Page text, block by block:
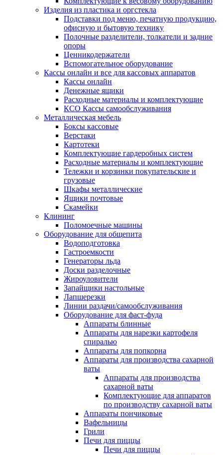
Изделия из пластика и оргстекла
Подставки под меню, печатную продукцию,
офисную и бытовую технику
Полочные разделители, толкатели и задние
опоры
Ценникодержатели
Вспомогательное оборудование
Кассы онлайн и все для кассовых аппаратов
Кассы онлайн
Денежные ящики
Расходные материалы и комплектующие
КСО Кассы самообслуживания
Металлическая мебель
Боксы кассовые
Верстаки
Картотеки
Комплектующие гардеробных систем
Расходные материалы и комплектующие
Тележки и корзинки покупательские и
грузовые
Шкафы металлические
Ящики почтовые
Скамейки
Клининг
Поломоечные машины
Оборудование для общепита
Водоподготовка
Гастроемкости
Генераторы льда
Доски разделочные
Жироуловители
Запайщики настольные
Лапшерезки
Линии раздачи/самообслуживания
Оборудование для фаст-фуда
Аппараты блинные
Аппараты для нарезки картофеля
спиралью
Аппараты для попкорна
Аппараты для производства сахарной
ваты
Аппараты для производства
сахарной ваты
Комплектующие для аппаратов
по производству сахарной ваты
Аппараты пончиковые
Вафельницы
Грили
Печи для пиццы
Печи для пиццы